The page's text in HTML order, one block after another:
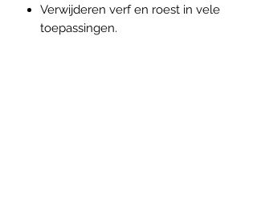
Verwijderen verf en roest in vele
toepassingen.